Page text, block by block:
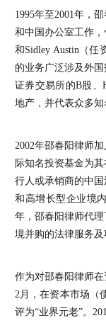
1995年至2001年，
和中国办公室工作，
和Sidley Austin（任
的业务广泛涉及外
证券交易所的B股
地产，并代表众多知
2002年邵春阳律师
际知名投资基金为
行人或承销商的中
和高增长型企业境
年，邵春阳律师代
境并购的法律服务及
作为对邵春阳律师
2月，在资本市场（
评为“业界元老”。